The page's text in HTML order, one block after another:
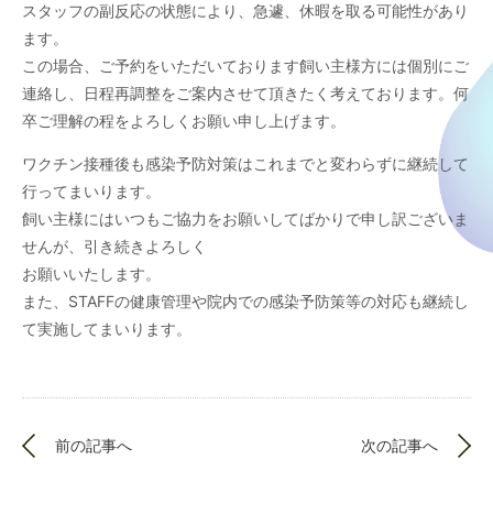
スタッフの副反応の状態により、急遽、休暇を取る可能性があり
ます。
この場合、ご予約をいただいております飼い主様方には個別にご
連絡し、日程再調整をご案内させて頂きたく考えております。何
卒ご理解の程をよろしくお願い申し上げます。
ワクチン接種後も感染予防対策はこれまでと変わらずに継続して
行ってまいります。
飼い主様にはいつもご協力をお願いしてばかりで申し訳ございま
せんが、引き続きよろしく
お願いいたします。
また、STAFFの健康管理や院内での感染予防策等の対応も継続し
て実施してまいります。
前の記事へ 次の記事へ